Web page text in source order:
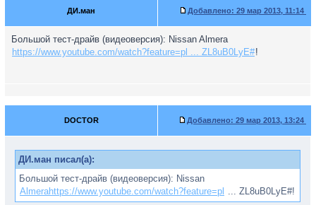
ДИ.ман Добавлено: 29 мар 2013, 11:14
Большой тест-драйв (видеоверсия): Nissan Almera
https://www.youtube.com/watch?feature=pl ... ZL8uB0LyE#!
DOCTOR Добавлено: 29 мар 2013, 13:24
ДИ.ман писал(а):
Большой тест-драйв (видеоверсия): Nissan
Almerahttps://www.youtube.com/watch?feature=pl ... ZL8uB0LyE#!